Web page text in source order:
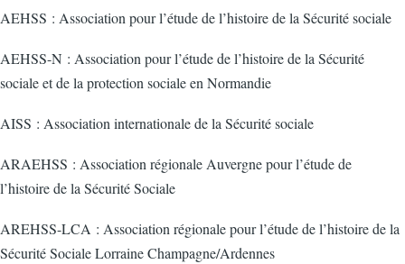
AEHSS : Association pour l’étude de l’histoire de la Sécurité sociale
AEHSS-N : Association pour l’étude de l’histoire de la Sécurité
sociale et de la protection sociale en Normandie
AISS : Association internationale de la Sécurité sociale
ARAEHSS : Association régionale Auvergne pour l’étude de
l’histoire de la Sécurité Sociale
AREHSS-LCA : Association régionale pour l’étude de l’histoire de la
Sécurité Sociale Lorraine Champagne/Ardennes